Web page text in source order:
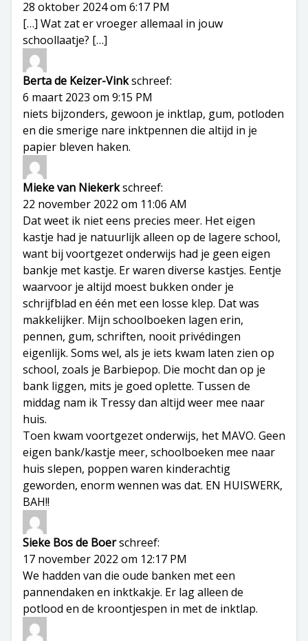
28 oktober 2024 om 6:17 PM
[…] Wat zat er vroeger allemaal in jouw
schoollaatje? […]
Berta de Keizer-Vinkschreef:
6 maart 2023 om 9:15 PM
niets bijzonders, gewoon je inktlap, gum, potloden
en die smerige nare inktpennen die altijd in je
papier bleven haken.
Mieke van Niekerkschreef:
22 november 2022 om 11:06 AM
Dat weet ik niet eens precies meer. Het eigen
kastje had je natuurlijk alleen op de lagere school,
want bij voortgezet onderwijs had je geen eigen
bankje met kastje. Er waren diverse kastjes. Eentje
waarvoor je altijd moest bukken onder je
schrijfblad en één met een losse klep. Dat was
makkelijker. Mijn schoolboeken lagen erin,
pennen, gum, schriften, nooit privédingen
eigenlijk. Soms wel, als je iets kwam laten zien op
school, zoals je Barbiepop. Die mocht dan op je
bank liggen, mits je goed oplette. Tussen de
middag nam ik Tressy dan altijd weer mee naar
huis.
Toen kwam voortgezet onderwijs, het MAVO. Geen
eigen bank/kastje meer, schoolboeken mee naar
huis slepen, poppen waren kinderachtig
geworden, enorm wennen was dat. EN HUISWERK,
BAH!!
Sieke Bos de Boerschreef:
17 november 2022 om 12:17 PM
We hadden van die oude banken met een
pannendaken en inktkakje. Er lag alleen de
potlood en de kroontjespen in met de inktlap.